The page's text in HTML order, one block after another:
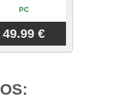
PC
49.99 €